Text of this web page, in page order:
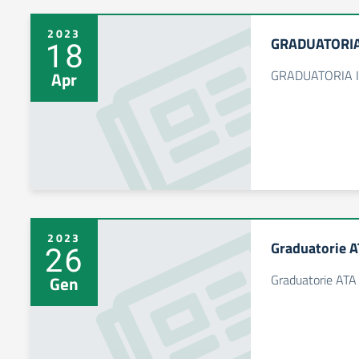
2023
18
Apr
2023
26
Gen
Graduatorie
Graduatorie ATA